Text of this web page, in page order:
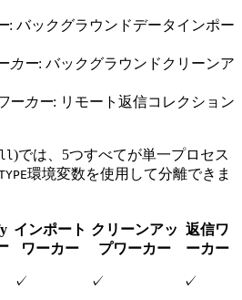
: バックグラウンドデータインポー
カー: バックグラウンドクリーンア
ーカー: リモート返信コレクション
)では、5つすべてが単一プロセス
環境変数を使用して分離できま
インポート
ワーカー
クリーンアッ
プワーカー
返信ワ
ーカー
✓ ✓ ✓